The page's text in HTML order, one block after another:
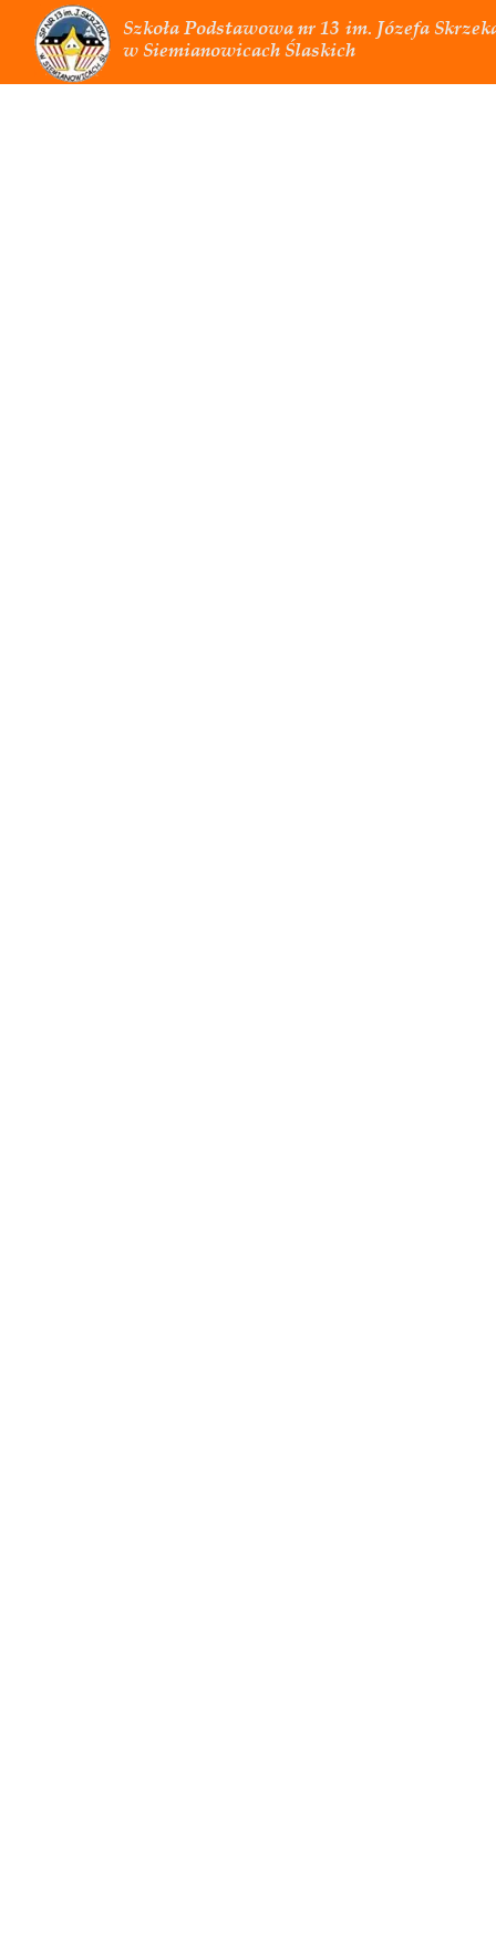
Szkoła Podstawowa nr 13 im. Józefa
w Siemianowicach Ślaskich